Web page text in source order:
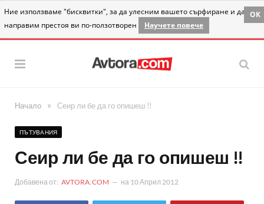
Ние използваме "бисквитки", за да улесним вашето сърфиране и да
направим престоя ви по-ползотворен
Научете повече
OK
Начало » Сеир ли бе да го опишеш !!
ПЪТУВАНИЯ
Сеир ли бе да го опишеш !!
Добавена от: AVTORA.COM на 10 Април 2012